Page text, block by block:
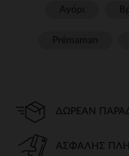
ΔΩΡΕΆΝ
ΑΣΦΑΛΉΣ